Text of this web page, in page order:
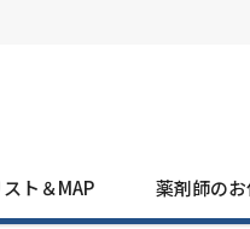
ト＆MAP 薬剤師の